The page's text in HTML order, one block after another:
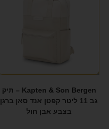
Kapten & Son Bergen – תיק
גב 11 ליטר קפטן אנד סאן ברגן
בצבע אבן חול